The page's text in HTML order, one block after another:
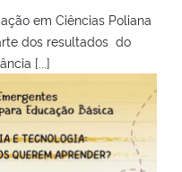
em Ciências Poliana
dos resultados do
[...]